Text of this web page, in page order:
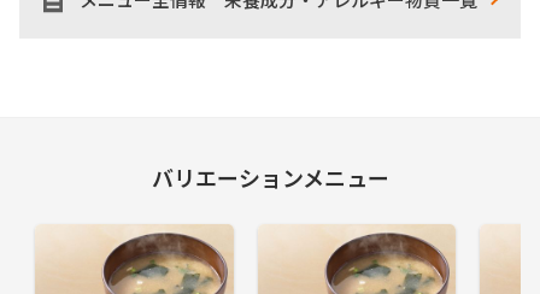
バリエーションメニュー